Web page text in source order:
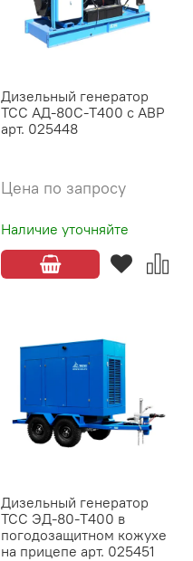
Дизельный генератор
ТСС АД-80С-Т400 с АВР
арт. 025448
Наличие уточняйте
Цена по запросу
Дизельный генератор
ТСС ЭД-80-Т400 в
погодозащитном кожухе
на прицепе арт. 025451